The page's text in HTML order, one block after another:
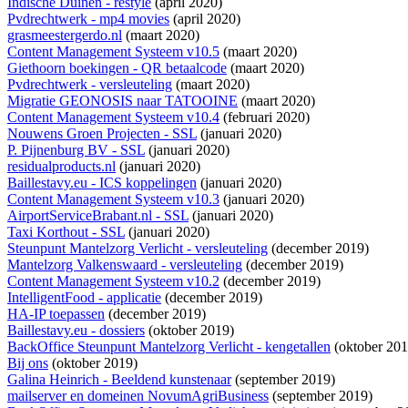
Pvdrechtwerk - mp4 movies (april 2020)
grasmeestergerdo.nl (maart 2020)
Content Management Systeem v10.5 (maart 2020)
Giethoorn boekingen - QR betaalcode (maart 2020)
Pvdrechtwerk - versleuteling (maart 2020)
Migratie GEONOSIS naar TATOOINE (maart 2020)
Content Management Systeem v10.4 (februari 2020)
Nouwens Groen Projecten - SSL (januari 2020)
P. Pijnenburg BV - SSL (januari 2020)
residualproducts.nl (januari 2020)
Baillestavy.eu - ICS koppelingen (januari 2020)
Content Management Systeem v10.3 (januari 2020)
AirportServiceBrabant.nl - SSL (januari 2020)
Taxi Korthout - SSL (januari 2020)
Steunpunt Mantelzorg Verlicht - versleuteling (december 2019)
Mantelzorg Valkenswaard - versleuteling (december 2019)
Content Management Systeem v10.2 (december 2019)
IntelligentFood - applicatie (december 2019)
HA-IP toepassen (december 2019)
Baillestavy.eu - dossiers (oktober 2019)
BackOffice Steunpunt Mantelzorg Verlicht - kengetallen (oktober
Bij ons (oktober 2019)
Galina Heinrich - Beeldend kunstenaar(september 2019)
mailserver en domeinen NovumAgriBusiness (september 2019)